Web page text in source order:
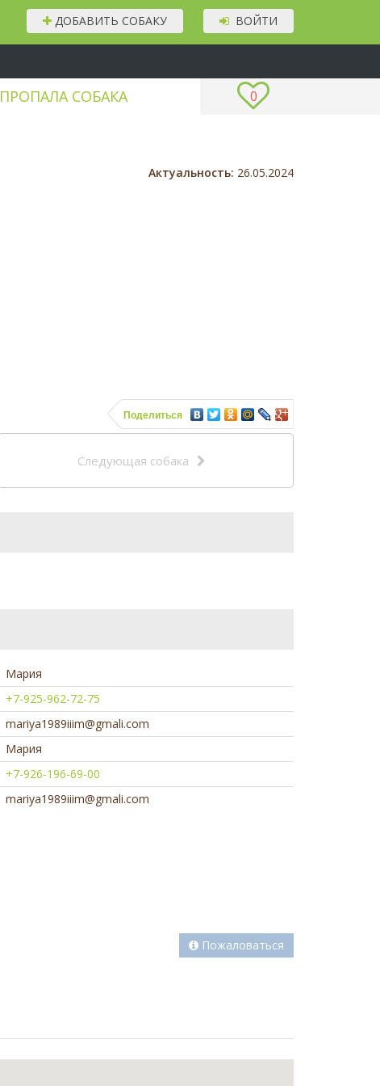
ВОЙТИ
ДОБАВИТЬ СОБАКУ
0
ПРОПАЛА СОБАКА
Актуальность: 26.05.2024
Поделиться
Следующая собака
Мария
+7-925-962-72-75
mariya1989iiim@gmali.com
Мария
+7-926-196-69-00
mariya1989iiim@gmali.com
Пожаловаться